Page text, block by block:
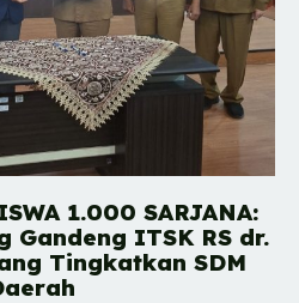
1.000 SARJANA:
Gandeng ITSK RS dr.
Tingkatkan SDM